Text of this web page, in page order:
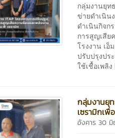
กลุ่มงานยุท
ข่ายดำเนิน
ดำเนินกิจก
การสูญเสีย
โรงงาน เอ็
ปรับปรุงปร
ใช้เชื้อเพลิ
กลุ่มงานยุท
เซรามิกเ
อังคาร 30